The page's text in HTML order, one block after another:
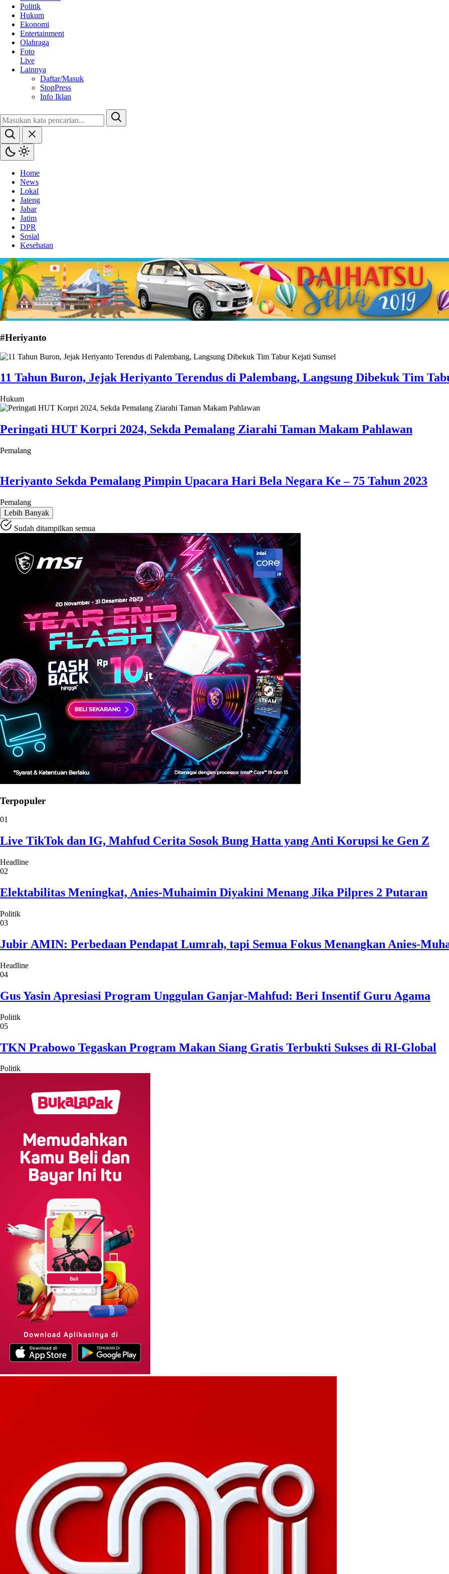
Politik
Hukum
Ekonomi
Entertainment
Olahraga
Foto
Live
Lainnya
Daftar/Masuk
StopPress
Info Iklan
Home
News
Lokal
Jateng
Jabar
Jatim
DPR
Sosial
Kesehatan
#Heriyanto
11 Tahun Buron, Jejak Heriyanto Terendus di Palembang, Langsung Dibekuk Tim
Hukum
Peringati HUT Korpri 2024, Sekda Pemalang Ziarahi Taman Makam Pahlawan
Pemalang
Heriyanto Sekda Pemalang Pimpin Upacara Hari Bela Negara Ke – 75 Tahun 2023
Pemalang
Lebih Banyak
Sudah ditampilkan semua
Terpopuler
01
Live TikTok dan IG, Mahfud Cerita Sosok Bung Hatta yang Anti Korupsi ke Gen Z
Headline
02
Elektabilitas Meningkat, Anies-Muhaimin Diyakini Menang Jika Pilpres 2 Putaran
Politik
03
Jubir AMIN: Perbedaan Pendapat Lumrah, tapi Semua Fokus Menangkan Anies-
Headline
04
Gus Yasin Apresiasi Program Unggulan Ganjar-Mahfud: Beri Insentif Guru Agama
Politik
05
TKN Prabowo Tegaskan Program Makan Siang Gratis Terbukti Sukses di RI-Global
Politik